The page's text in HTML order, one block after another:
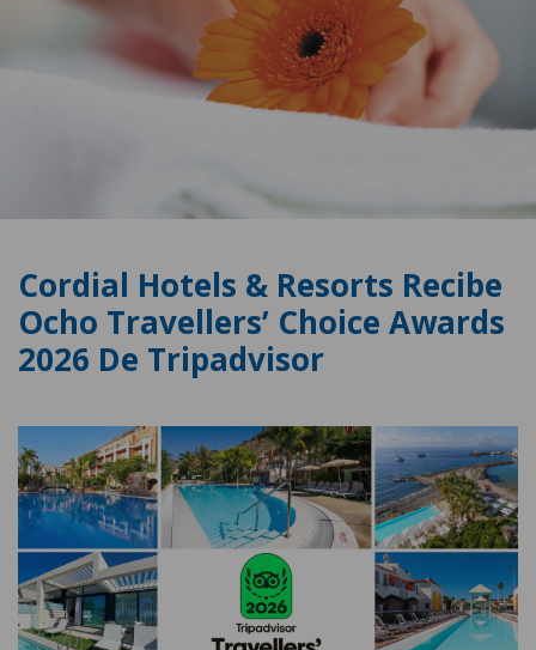
Cordial Hotels & Resorts Recibe
Ocho Travellers’ Choice Awards
2026 De Tripadvisor